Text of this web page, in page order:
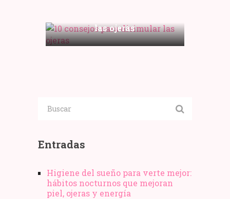
mi
experiencia
usando
las ojeras
Las
7
para
Entradas
Higiene del sueño para verte mejor:
hábitos nocturnos que mejoran
piel, ojeras y energía